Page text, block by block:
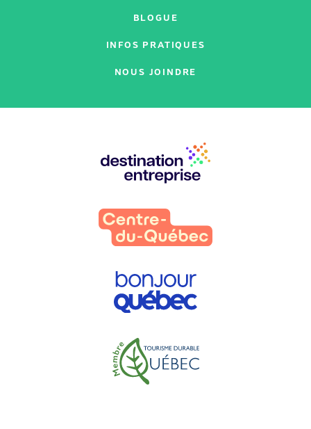
BLOGUE
INFOS PRATIQUES
NOUS JOINDRE
partenaires
: